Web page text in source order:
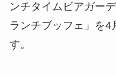
ンチタイムビアガー
ランチブッフェ」を4
す。